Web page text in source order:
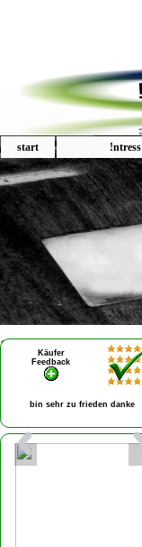
start !ntress